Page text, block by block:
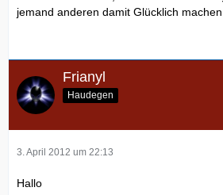
jemand anderen damit Glücklich machen .
Frianyl
Haudegen
3. April 2012 um 22:13
Hallo